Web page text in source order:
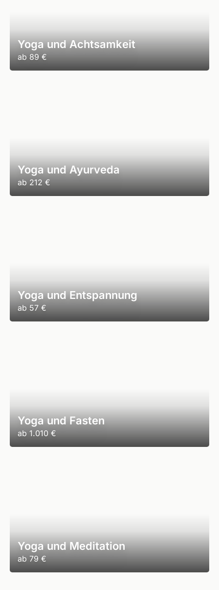
Yoga und Achtsamkeit
ab 89 €
Yoga und Ayurveda
ab 212 €
Yoga und Entspannung
ab 57 €
Yoga und Fasten
ab 1.010 €
Yoga und Meditation
ab 79 €